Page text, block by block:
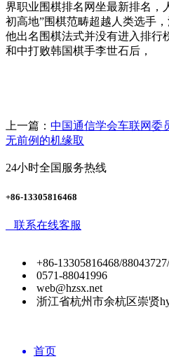
界职业围棋排名网坐最新排名，
初高地”围棋范畴超越人类选手
他出名围棋法式并没有进入排行
和中打败韩国棋手李世石后，
上一篇： 中国通信学会车联网委
无前例的机缘取
24小时全国服务热线
+86-13305816468
联系在线客服
+86-13305816468/
0571-88041996
web@hzsx.net
浙江省杭州市余杭区崇贤
首页